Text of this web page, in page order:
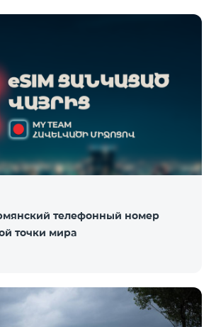
телефонов будут выбраны с
случайных чисел. Следите за
каналах Team в Facebook и
ru/B2S
телефонный номер
точки мира